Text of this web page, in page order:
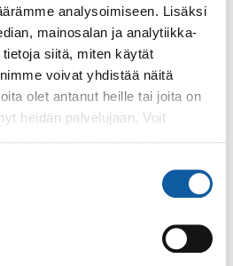
analysoimiseen. Lisäksi
mainosalan ja analytiikka-
siitä, miten käytät
voivat yhdistää näitä
olet antanut heille tai joita on
heidän palvelujaan. Voit
on valmistellut jo
ja hyvinvointialueille
maakunnallisessa AURORA22